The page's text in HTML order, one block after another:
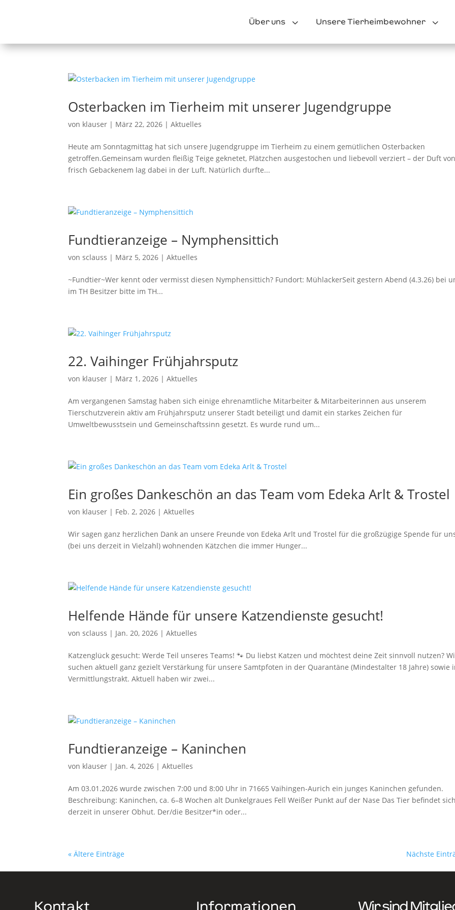
3
Über uns 3
Unsere Tierheimbewohner
Osterbacken im Tierheim mit unserer Jugendgruppe
von klauser | März 22, 2026 |Aktuelles
Heute am Sonntagmittag hat sich unsere Jugendgruppe im Tierheim zu einem gemütlichen Osterbacken
getroffen.Gemeinsam wurden fleißig Teige geknetet, Plätzchen ausgestochen und liebevoll verziert – der Duft von
frisch Gebackenem lag dabei in der Luft. Natürlich durfte...
Fundtieranzeige – Nymphensittich
vonsclauss | März 5, 2026 |Aktuelles
~Fundtier~Wer kennt oder vermisst diesen Nymphensittich? Fundort: MühlackerSeit gestern Abend (4.3.26) bei
im TH Besitzer bitte im TH...
22. Vaihinger Frühjahrsputz
von klauser | März 1, 2026 |Aktuelles
Am vergangenen Samstag haben sich einige ehrenamtliche Mitarbeiter & Mitarbeiterinnen aus unserem
Tierschutzverein aktiv am Frühjahrsputz unserer Stadt beteiligt und damit ein starkes Zeichen für
Umweltbewusstsein und Gemeinschaftssinn gesetzt. Es wurde rund um...
Ein großes Dankeschön an das Team vom Edeka Arlt & Trostel
von klauser | Feb. 2, 2026 |Aktuelles
Wir sagen ganz herzlichen Dank an unsere Freunde von Edeka Arlt und Trostel für die großzügige Spende für
(bei uns derzeit in Vielzahl) wohnenden Kätzchen die immer Hunger...
Helfende Hände für unsere Katzendienste gesucht!
vonsclauss | Jan. 20, 2026 |Aktuelles
Katzenglück gesucht: Werde Teil unseres Teams! 🐾 Du liebst Katzen und möchtest deine Zeit sinnvoll nutzen?
suchen aktuell ganz gezielt Verstärkung für unsere Samtpfoten in der Quarantäne (Mindestalter 18 Jahre) sowie
Vermittlungstrakt. Aktuell haben wir zwei...
Fundtieranzeige – Kaninchen
von klauser | Jan. 4, 2026 |Aktuelles
Am 03.01.2026 wurde zwischen 7:00 und 8:00 Uhr in 71665 Vaihingen-Aurich ein junges Kaninchen gefunden.
Beschreibung: Kaninchen, ca. 6–8 Wochen alt Dunkelgraues Fell Weißer Punkt auf der Nase Das Tier befindet sich
derzeit in unserer Obhut. Der/die Besitzer*in oder...
« Ältere Einträge Nächste
Kontakt Informationen Wir sind